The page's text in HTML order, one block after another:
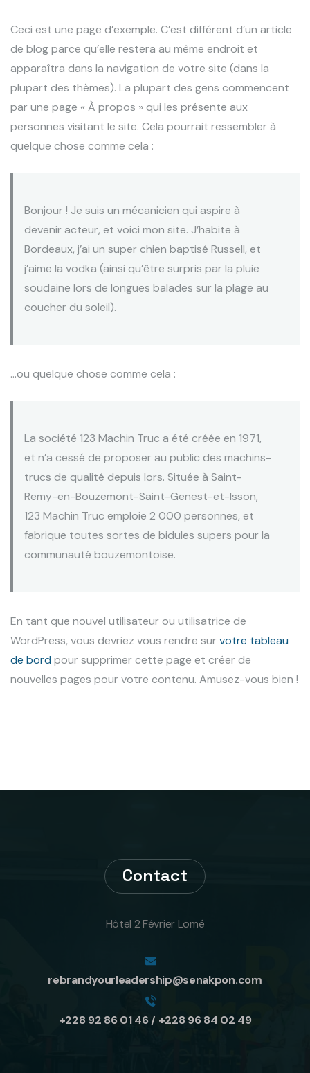
Ceci est une page d’exemple. C’est différent d’un article
de blog parce qu’elle restera au même endroit et
apparaîtra dans la navigation de votre site (dans la
plupart des thèmes). La plupart des gens commencent
par une page « À propos » qui les présente aux
personnes visitant le site. Cela pourrait ressembler à
quelque chose comme cela :
Bonjour ! Je suis un mécanicien qui aspire à
devenir acteur, et voici mon site. J’habite à
Bordeaux, j’ai un super chien baptisé Russell, et
j’aime la vodka (ainsi qu’être surpris par la pluie
soudaine lors de longues balades sur la plage au
coucher du soleil).
…ou quelque chose comme cela :
La société 123 Machin Truc a été créée en 1971,
et n’a cessé de proposer au public des machins-
trucs de qualité depuis lors. Située à Saint-
Remy-en-Bouzemont-Saint-Genest-et-Isson,
123 Machin Truc emploie 2 000 personnes, et
fabrique toutes sortes de bidules supers pour la
communauté bouzemontoise.
En tant que nouvel utilisateur ou utilisatrice de
WordPress, vous devriez vous rendre survotre tableau
de bord pour supprimer cette page et créer de
nouvelles pages pour votre contenu. Amusez-vous bien !
Contact
Hôtel 2 Février Lomé
rebrandyourleadership@senakpon.com
+228 92 86 01 46 / +228 96 84 02 49